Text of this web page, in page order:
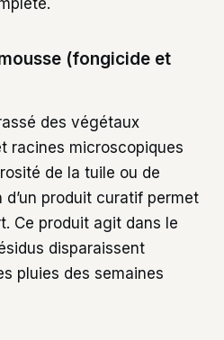
(fongicide et
des végétaux
racines microscopiques
de la tuile ou de
d’un produit curatif permet
Ce produit agit dans le
disparaissent
pluies des semaines